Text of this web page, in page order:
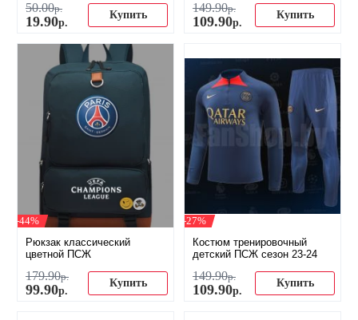
50.00р.
19.90р.
Купить
149.90р.
109.90р.
Купить
-44%
Рюкзак классический
цветной ПСЖ
179.90р.
99.90р.
Купить
-27%
Костюм тренировочный
детский ПСЖ сезон 23-24
149.90р.
109.90р.
Купить